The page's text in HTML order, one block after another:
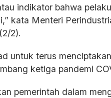
indikator bahwa
kata Menteri
2).
untuk terus
ketiga pandemi
pemerintah dalam